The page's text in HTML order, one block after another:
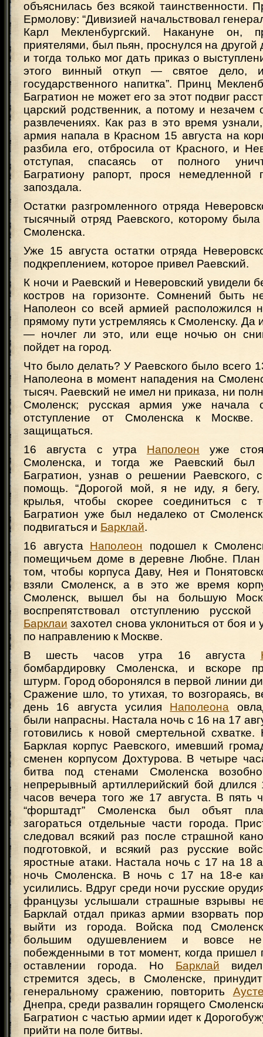
объяснилась без всякой таинственности.
Ермолову: “Дивизией начальствовал
Карл Мекленбургский. Накануне он,
приятелями, был пьян, проснулся на другой
и тогда только мог дать приказ о
этого винный откуп — святое дело,
государственного напитка”. Принц
Багратион не может его за этот подвиг
царский родственник, а потому и незачем
развлечениях. Как раз в это время
армия напала в Красном 15 августа на
разбила его, отбросила от Красного, и
отступая, спасаясь от полного
Багратиону рапорт, прося немедленной
запоздала.
Остатки разгромленного отряда
тысячный отряд Раевского, которому
Смоленска.
Уже 15 августа остатки отряда
подкреплением, которое привел Раевский.
К ночи и Раевский и Неверовский увидели
костров на горизонте. Сомнений быть
Наполеон со всей армией расположился
прямому пути устремляясь к Смоленску. Да
— ночлег ли это, или еще ночью он
пойдет на город.
Что было делать? У Раевского было всего
Наполеона в момент нападения на
тысяч. Раевский не имел ни приказа, ни
Смоленск; русская армия уже начала
отступление от Смоленска к Москве.
защищаться.
16 августа с утра Наполеон уже
Смоленска, и тогда же Раевский был
Багратион, узнав о решении Раевского,
помощь. “Дорогой мой, я не иду, я
крылья, чтобы скорее соединиться с
Багратион уже был недалеко от
подвигаться и Барклай.
16 августа Наполеон подошел к
помещичьем доме в деревне Любне. План
том, чтобы корпуса Даву, Нея и
взяли Смоленск, а в это же время
Смоленск, вышел бы на большую
воспрепятствовал отступлению
Барклаи захотел снова уклониться от боя и
по направлению к Москве.
В шесть часов утра 16 августа
бомбардировку Смоленска, и вскоре
штурм. Город оборонялся в первой линии
Сражение шло, то утихая, то возгораясь,
день 16 августа усилия Наполеона
были напрасны. Настала ночь с 16 на 17
готовились к новой смертельной
Барклая корпус Раевского, имевший
сменен корпусом Дохтурова. В четыре
битва под стенами Смоленска
непрерывный артиллерийский бой длился
часов вечера того же 17 августа. В пять
“форштадт” Смоленска был объят
загораться отдельные части города.
следовал всякий раз после страшной
подготовкой, и всякий раз русские
яростные атаки. Настала ночь с 17 на 18
ночь Смоленска. В ночь с 17 на 18-е
усилились. Вдруг среди ночи русские
французы услышали страшные взрывы
Барклай отдал приказ армии взорвать
выйти из города. Войска под
большим одушевлением и вовсе
побежденными в тот момент, когда пришел
оставлении города. Но Барклай
стремится здесь, в Смоленске,
генеральному сражению, повторить
Днепра, среди развалин горящего
Багратион с частью армии идет к
прийти на поле битвы.